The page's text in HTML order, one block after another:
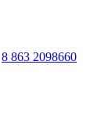
8 863 2098660